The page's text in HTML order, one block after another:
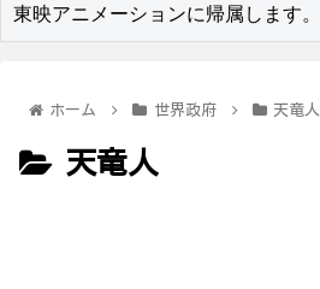
東映アニメーションに帰属します。
ホーム 世界政府 天竜人
天竜人